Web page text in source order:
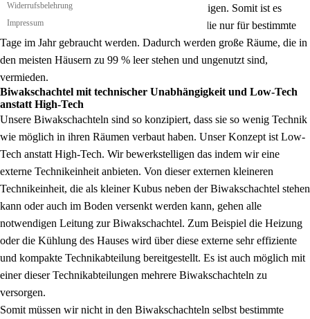
Widerrufsbelehrung
Impressum
Klimatisierung dieses Luftraums zu vernachlässigen. Somit ist es
möglich größere Räumlichkeiten zu erzeugen, die nur für bestimmte
Tage im Jahr gebraucht werden. Dadurch werden große Räume, die in
den meisten Häusern zu 99 % leer stehen und ungenutzt sind,
vermieden.
Biwakschachtel mit technischer Unabhängigkeit und Low-Tech
anstatt High-Tech
Unsere Biwakschachteln sind so konzipiert, dass sie so wenig Technik
wie möglich in ihren Räumen verbaut haben. Unser Konzept ist Low-
Tech anstatt High-Tech. Wir bewerkstelligen das indem wir eine
externe Technikeinheit anbieten. Von dieser externen kleineren
Technikeinheit, die als kleiner Kubus neben der Biwakschachtel stehen
kann oder auch im Boden versenkt werden kann, gehen alle
notwendigen Leitung zur Biwakschachtel. Zum Beispiel die Heizung
oder die Kühlung des Hauses wird über diese externe sehr effiziente
und kompakte Technikabteilung bereitgestellt. Es ist auch möglich mit
einer dieser Technikabteilungen mehrere Biwakschachteln zu
versorgen.
Somit müssen wir nicht in den Biwakschachteln selbst bestimmte